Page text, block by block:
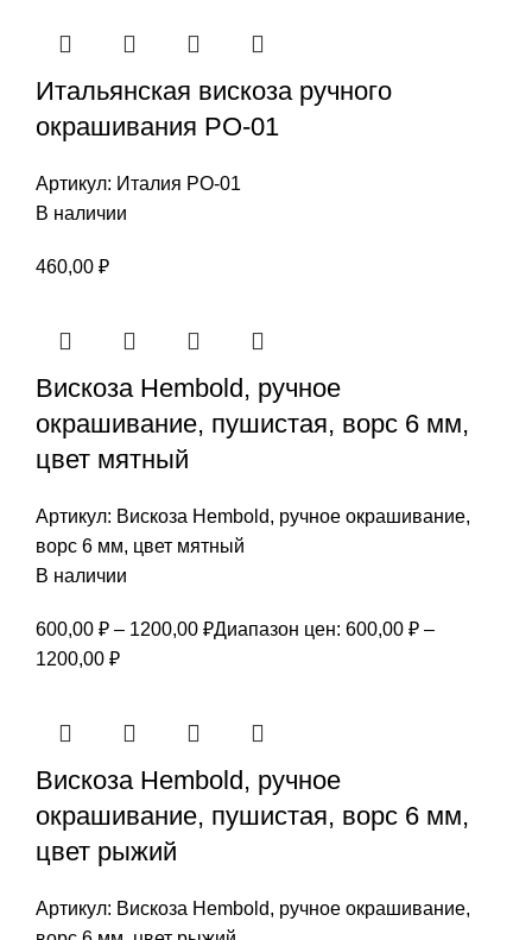
Итальянская вискоза ручного
окрашивания РО-01
Артикул: Италия РО-01
В наличии
460,00 ₽
Вискоза Hembold, ручное
окрашивание, пушистая, ворс 6 мм,
цвет мятный
Артикул: Вискоза Hembold, ручное окрашивание,
ворс 6 мм, цвет мятный
В наличии
600,00 ₽ – 1200,00 ₽Диапазон цен: 600,00 ₽ –
1200,00 ₽
Вискоза Hembold, ручное
окрашивание, пушистая, ворс 6 мм,
цвет рыжий
Артикул: Вискоза Hembold, ручное окрашивание,